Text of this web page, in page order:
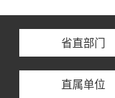
省直部门
直属单位
湖北省住房保障